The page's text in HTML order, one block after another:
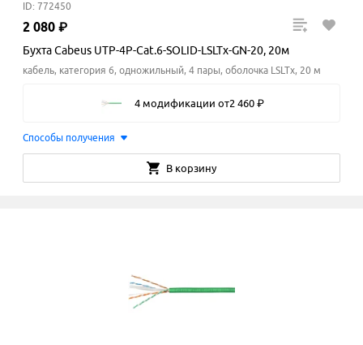
ID: 772450
2 080 ₽
Бухта Cabeus UTP-4P-Cat.6-SOLID-LSLTx-GN-20, 20м
кабель, категория 6, одножильный, 4 пары, оболочка LSLTx, 20 м
4 модификации от2 460 ₽
Способы получения
В корзину